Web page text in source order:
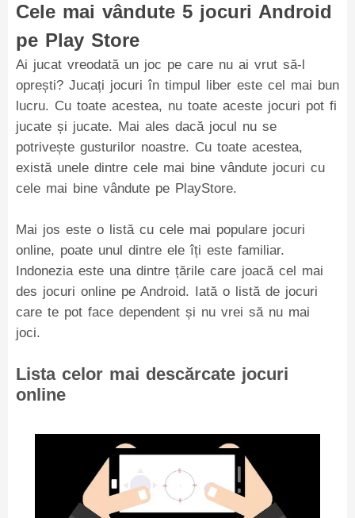
Cele mai vândute 5 jocuri Android
pe Play Store
Ai jucat vreodată un joc pe care nu ai vrut să-l
oprești? Jucați jocuri în timpul liber este cel mai bun
lucru. Cu toate acestea, nu toate aceste jocuri pot fi
jucate și jucate. Mai ales dacă jocul nu se
potrivește gusturilor noastre. Cu toate acestea,
există unele dintre cele mai bine vândute jocuri cu
cele mai bine vândute pe PlayStore.
Mai jos este o listă cu cele mai populare jocuri
online, poate unul dintre ele îți este familiar.
Indonezia este una dintre țările care joacă cel mai
des jocuri online pe Android. Iată o listă de jocuri
care te pot face dependent și nu vrei să nu mai
joci.
Lista celor mai descărcate jocuri
online